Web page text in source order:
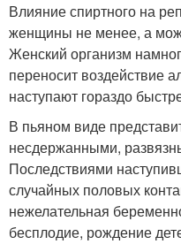
Влияние спиртного на
женщины не менее, а
Женский организм
переносит воздействие
наступают гораздо
В пьяном виде
несдержанными,
Последствиями
случайных половых
нежелательная
бесплодие, рождение